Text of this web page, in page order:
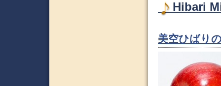
Hibari
美空ひばり